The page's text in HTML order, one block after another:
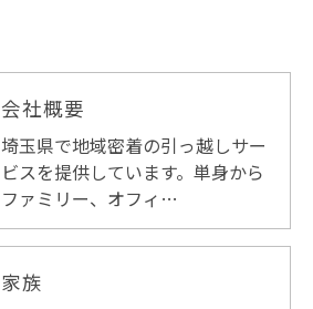
会社概要
埼玉県で地域密着の引っ越しサー
ビスを提供しています。単身から
ファミリー、オフィ…
家族